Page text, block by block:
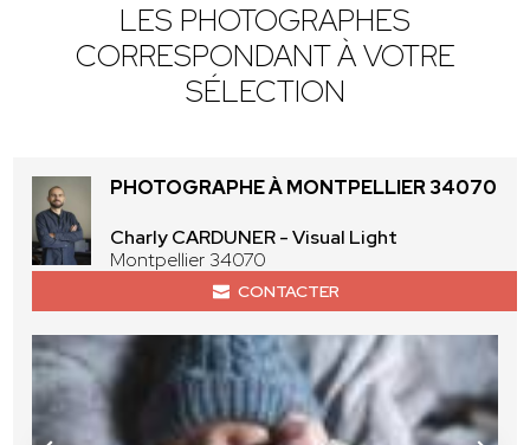
LES PHOTOGRAPHES
CORRESPONDANT À VOTRE
SÉLECTION
PHOTOGRAPHE À MONTPELLIER 34070
Charly CARDUNER - Visual Light
Montpellier 34070
CONTACTER